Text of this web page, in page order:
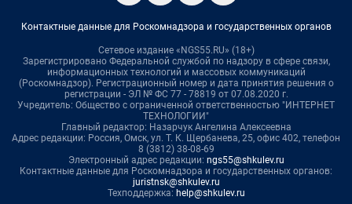
Контактные данные для Роскомнадзора и государственных органов
Сетевое издание «NGS55.RU» (18+)
Зарегистрировано Федеральной службой по надзору в сфере связи,
информационных технологий и массовых коммуникаций
(Роскомнадзор). Регистрационный номер и дата принятия решения о
регистрации - ЭЛ № ФС 77 - 78819 от 07.08.2020 г.
Учредитель: Общество с ограниченной ответственностью "ИНТЕРНЕТ
ТЕХНОЛОГИИ"
Главный редактор: Назарчук Ангелина Алексеевна
Адрес редакции: Россия, Омск, ул. Т. К. Щербанева, 25, офис 402, телефон
8 (3812) 38-08-69
Электронный адрес редакции: ngs55@shkulev.ru
Контактные данные для Роскомнадзора и государственных органов:
juristnsk@shkulev.ru
Техподдержка: help@shkulev.ru